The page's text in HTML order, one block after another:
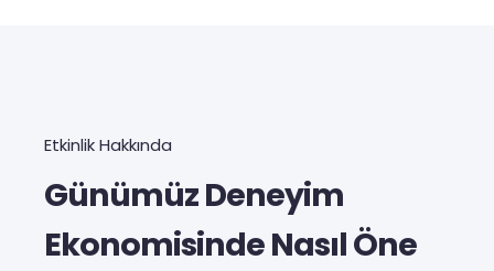
Etkinlik Hakkında
Günümüz Deneyim
Ekonomisinde Nasıl Öne